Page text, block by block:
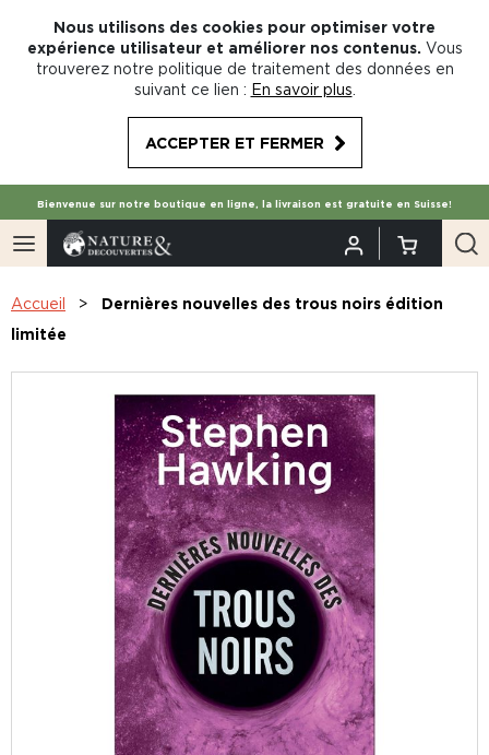
Nous utilisons des cookies pour optimiser votre
expérience utilisateur et améliorer nos contenus. Vous
trouverez notre politique de traitement des données en
suivant ce lien : En savoir plus
ACCEPTER ET FERMER
Bienvenue sur notre boutique en ligne, la livraison est gratuite en Suisse!
Accueil
Dernières nouvelles des trous noirs édition
limitée